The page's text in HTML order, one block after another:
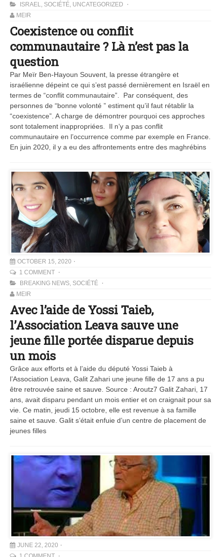
ISRAEL, SOCIÉTÉ, UNCATEGORIZED
MEIR
Coexistence ou conflit
communautaire ? Là n’est pas la
question
Par Meïr Ben-Hayoun Souvent, la presse étrangère et
israélienne dépeint ce qui s’est passé dernièrement en Israël en
termes de “conflit communautaire”. Par conséquent, des
personnes de “bonne volonté ” estiment qu’il faut rétablir la
“coexistence”. A charge de démontrer pourquoi ces approches
sont totalement inappropriées. Il n’y a pas conflit
communautaire en l’occurrence comme par exemple en France.
En juin 2020, il y a eu des affrontements entre des maghrébins
OCTOBER 15, 2020
1 COMMENT
BREAKING NEWS, SOCIÉTÉ
MEIR
Avec l’aide de Yossi Taieb,
l’Association Leava sauve une
jeune fille portée disparue depuis
un mois
Grâce aux efforts et à l’aide du député Yossi Taieb à
l’Association Leava, Galit Zahari une jeune fille de 17 ans a pu
être retrouvée saine et sauve. Source : Aroutz7 Galit Zahari, 17
ans, avait disparu pendant un mois entier et on craignait pour sa
vie. Ce matin, jeudi 15 octobre, elle est revenue à sa famille
saine et sauve. Galit s’était enfuie d’un centre de placement de
jeunes filles
JUNE 22, 2020